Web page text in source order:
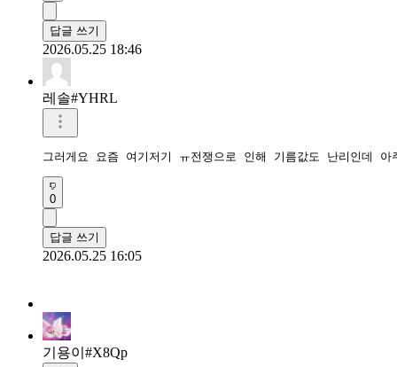
답글 쓰기
2026.05.25 18:46
레솔#YHRL
그러게요 요즘 여기저기 ㅠ전쟁으로 인해 기름값도 난리인데 아
0
답글 쓰기
2026.05.25 16:05
기용이#X8Qp